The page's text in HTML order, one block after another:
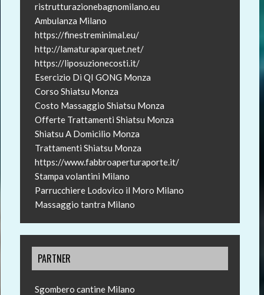
ristrutturazionebagnomilano.eu
Ambulanza Milano
https://finestreminimal.eu/
http://lamaturaparquet.net/
https://liposuzionecosti.it/
Esercizio Di QI GONG Monza
Corso Shiatsu Monza
Costo Massaggio Shiatsu Monza
Offerte Trattamenti Shiatsu Monza
Shiatsu A Domicilio Monza
Trattamenti Shiatsu Monza
https://www.fabbroaperturaporte.it/
Stampa volantini Milano
Parrucchiere Lodovico il Moro Milano
Massaggio tantra Milano
PARTNER
Sgombero cantine Milano